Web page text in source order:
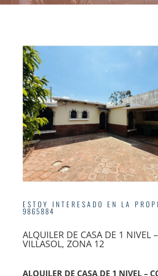
ESTOY INTERESADO EN LA
9865884
ALQUILER DE CASA DE 1 NIVEL
VILLASOL, ZONA 12
ALQUILER DE CASA DE 1 NIVEL –